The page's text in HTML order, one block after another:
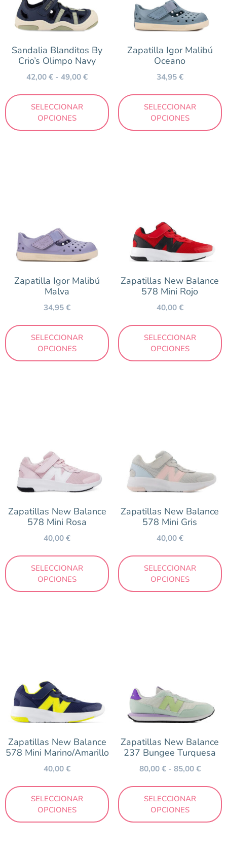
Sandalia Blanditos By
Crio’s Olimpo Navy
42,00€ - 49,00€
SELECCIONAR
OPCIONES
Zapatilla Igor Malibú
Oceano
34,95€
SELECCIONAR
OPCIONES
Zapatilla Igor Malibú
Malva
34,95€
SELECCIONAR
OPCIONES
Zapatillas New Balance
578 Mini Rojo
40,00€
SELECCIONAR
OPCIONES
Zapatillas New Balance
578 Mini Rosa
40,00€
SELECCIONAR
OPCIONES
Zapatillas New Balance
578 Mini Gris
40,00€
SELECCIONAR
OPCIONES
Zapatillas New Balance
578 Mini Marino/Amarillo
40,00€
SELECCIONAR
OPCIONES
Zapatillas New Balance
237 Bungee Turquesa
80,00€ - 85,00€
SELECCIONAR
OPCIONES